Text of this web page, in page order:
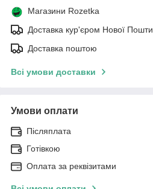
Магазини Rozetka
Доставка кур'єром Нової Пошти
Доставка поштою
Всі умови доставки
Умови оплати
Післяплата
Готівкою
Оплата за реквізитами